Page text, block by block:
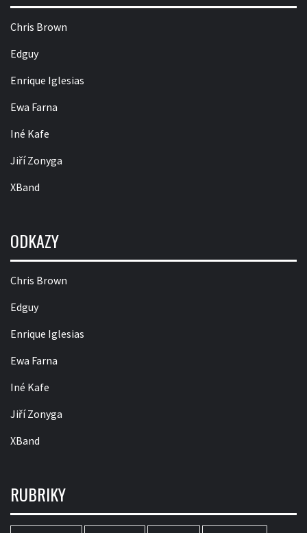
Chris Brown
Edguy
Enrique Iglesias
Ewa Farna
Iné Kafe
Jiří Zonyga
XBand
ODKAZY
Chris Brown
Edguy
Enrique Iglesias
Ewa Farna
Iné Kafe
Jiří Zonyga
XBand
RUBRIKY